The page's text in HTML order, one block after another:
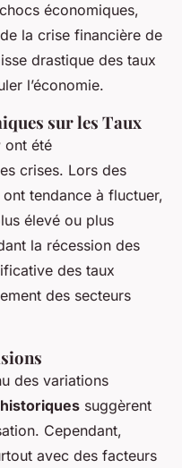
économiques,
la crise financière de
drastique des taux
l’économie.
sur les Taux
ont été
crises. Lors des
tendance à fluctuer,
élevé ou plus
la récession des
des taux
des secteurs
des variations
suggèrent
Cependant,
avec des facteurs